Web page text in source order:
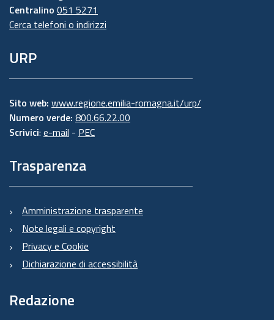
Centralino 051 5271
Cerca telefoni o indirizzi
URP
Sito web: www.regione.emilia-romagna.it/urp/
Numero verde: 800.66.22.00
Scrivici: e-mail - PEC
Trasparenza
Amministrazione trasparente
Note legali e copyright
Privacy e Cookie
Dichiarazione di accessibilità
Redazione